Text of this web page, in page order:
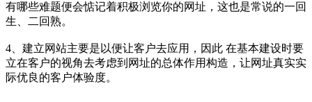
有哪些难题便会惦记着积极浏览你的网址，这也是常说的一回
生、二回熟。
4、建立网站主要是以便让客户去应用，因此 在基本建设时要
立在客户的视角去考虑到网址的总体作用构造，让网址真实实
际优良的客户体验度。